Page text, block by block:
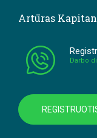
Artūras
Darbo